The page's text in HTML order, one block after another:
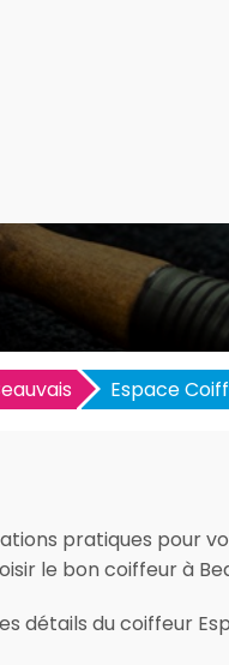
Espace
pratiques pour
le bon coiffeur à
détails du coiffeur